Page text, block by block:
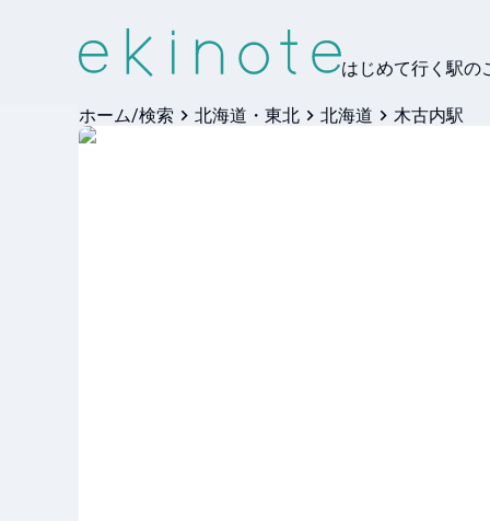
はじめて行く駅の
ホーム/検索 北海道・東北 北海道 木古内駅